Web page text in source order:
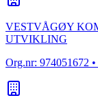
VESTVÅGØY
UTVIKLING
Org.nr: 974051672